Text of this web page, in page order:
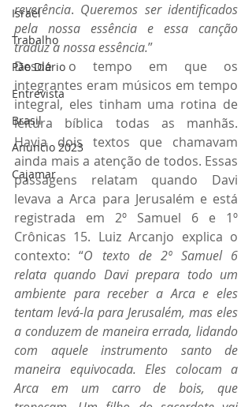
Israel
Trabalho
Pão Diário
Entrevista
Brasil
Anuncio 2023
Cajamar
reverência. Queremos ser identificados
pela nossa essência e essa canção
traduz a nossa essência.”
Desde o tempo em que os
integrantes eram músicos em tempo
integral, eles tinham uma rotina de
leitura bíblica todas as manhãs.
Havia dois textos que chamavam
ainda mais a atenção de todos. Essas
passagens relatam quando Davi
levava a Arca para Jerusalém e está
registrada em 2º Samuel 6 e 1º
Crônicas 15. Luiz Arcanjo explica o
contexto: “O texto de 2º Samuel 6
relata quando Davi prepara todo um
ambiente para receber a Arca e eles
tentam levá-la para Jerusalém, mas eles
a conduzem de maneira errada, lidando
com aquele instrumento santo de
maneira equivocada. Eles colocam a
Arca em um carro de bois, que